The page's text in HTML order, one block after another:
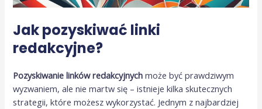
Jak pozyskiwać linki
redakcyjne?
Pozyskiwanie linków redakcyjnych może być prawdziwym
wyzwaniem, ale nie martw się – istnieje kilka skutecznych
strategii, które możesz wykorzystać. Jednym z najbardziej